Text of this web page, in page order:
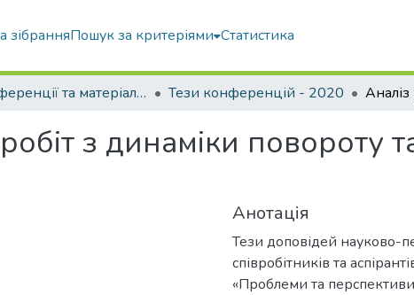
зібранняПошук за критеріями Статистика
Конференції та матеріали конференцій Тези конференцій - 2020
з динаміки повороту
Анотація
Тези доповідей науково-
співробітників та
«Проблеми та